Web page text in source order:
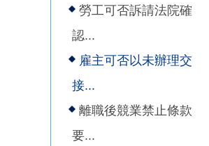
勞工可否訴請法院確
認...
雇主可否以未辦理交
接...
離職後競業禁止條款
要...